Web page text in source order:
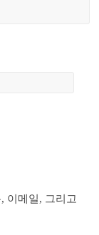
이메일, 그리고